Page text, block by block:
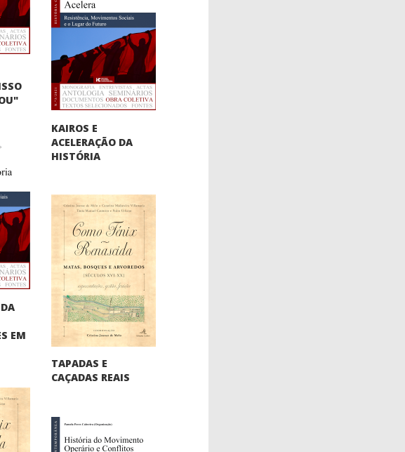
KAIROS E
ACELERAÇÃO DA
HISTÓRIA
EM
TAPADAS E
CAÇADAS REAIS